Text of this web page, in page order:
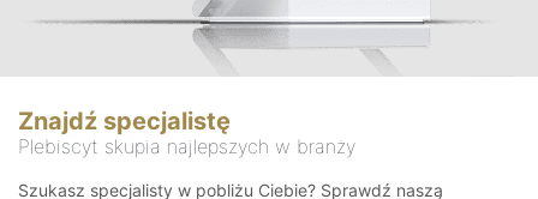
Znajdź specjalistę
Plebiscyt skupia najlepszych w branży
Szukasz specjalisty w pobliżu Ciebie? Sprawdź naszą